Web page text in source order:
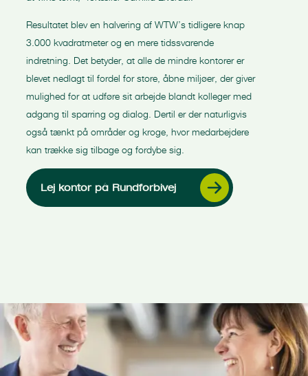
Resultatet blev en halvering af WTW’s tidligere knap
3.000 kvadratmeter og en mere tidssvarende
indretning. Det betyder, at alle de mindre kontorer er
blevet nedlagt til fordel for store, åbne miljøer, der giver
mulighed for at udføre sit arbejde blandt kolleger med
adgang til sparring og dialog. Dertil er der naturligvis
også tænkt på områder og kroge, hvor medarbejdere
kan trække sig tilbage og fordybe sig.
Lej kontor på Rundforbivej